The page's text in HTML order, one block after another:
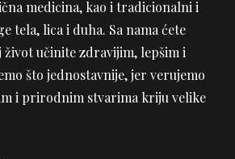
medicina, kao i tradicionalni i
tela, lica i duha. Sa nama ćete
učinite zdravijim, lepšim i
što jednostavnije, jer verujemo
i prirodnim stvarima kriju velike